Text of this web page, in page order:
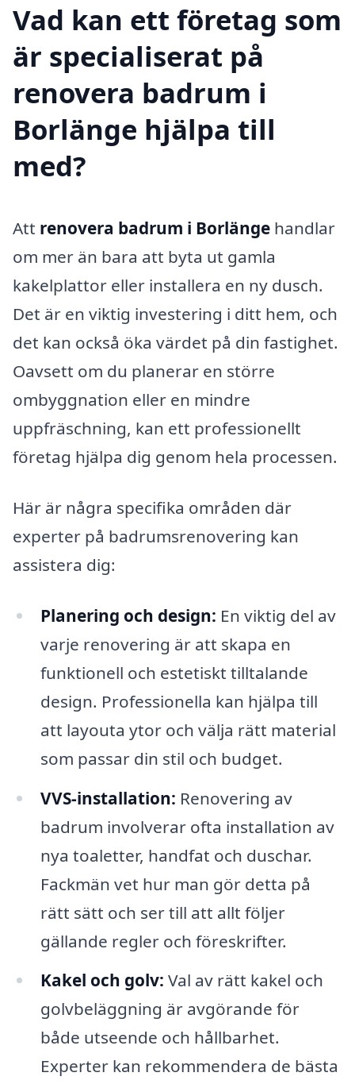
Vad kan ett företag som
är specialiserat på
renovera badrum i
Borlänge hjälpa till
med?
Att renovera badrum i Borlänge handlar
om mer än bara att byta ut gamla
kakelplattor eller installera en ny dusch.
Det är en viktig investering i ditt hem, och
det kan också öka värdet på din fastighet.
Oavsett om du planerar en större
ombyggnation eller en mindre
uppfräschning, kan ett professionellt
företag hjälpa dig genom hela processen.
Här är några specifika områden där
experter på badrumsrenovering kan
assistera dig:
Planering och design: En viktig del av
varje renovering är att skapa en
funktionell och estetiskt tilltalande
design. Professionella kan hjälpa till
att layouta ytor och välja rätt material
som passar din stil och budget.
VVS-installation: Renovering av
badrum involverar ofta installation av
nya toaletter, handfat och duschar.
Fackmän vet hur man gör detta på
rätt sätt och ser till att allt följer
gällande regler och föreskrifter.
Kakel och golv: Val av rätt kakel och
golvbeläggning är avgörande för
både utseende och hållbarhet.
Experter kan rekommendera de bästa